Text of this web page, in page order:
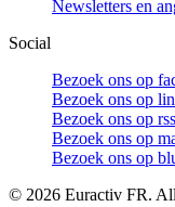
Newsletters en
Social
Bezoek ons op
Bezoek ons op
Bezoek ons op
Bezoek ons op
Bezoek ons op
© 2026 Euractiv FR.